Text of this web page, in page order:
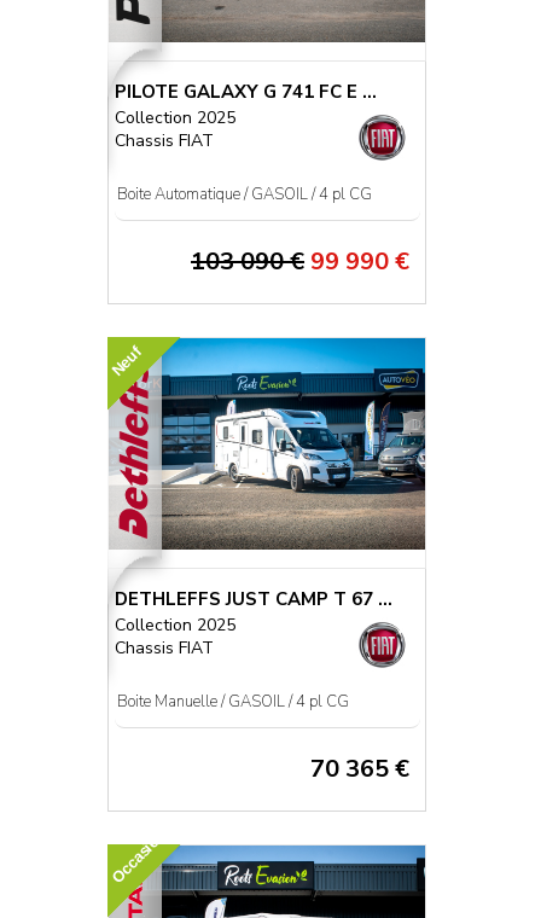
PILOTE GALAXY G 741 FC E ...
Collection 2025
Chassis FIAT
Boite Automatique / GASOIL / 4 pl CG
103 090 € 99 990 €
Neuf
DETHLEFFS JUST CAMP T 67 ...
Collection 2025
Chassis FIAT
Boite Manuelle / GASOIL / 4 pl CG
70 365 €
Occasion